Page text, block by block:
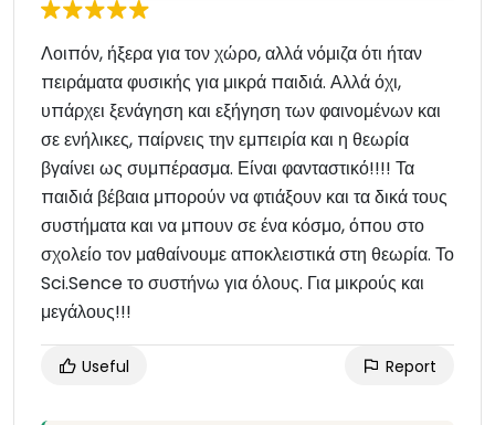
Λοιπόν, ήξερα για τον χώρο, αλλά νόμιζα ότι ήταν
πειράματα φυσικής για μικρά παιδιά. Αλλά όχι,
υπάρχει ξενάγηση και εξήγηση των φαινομένων και
σε ενήλικες, παίρνεις την εμπειρία και η θεωρία
βγαίνει ως συμπέρασμα. Είναι φανταστικό!!!! Τα
παιδιά βέβαια μπορούν να φτιάξουν και τα δικά τους
συστήματα και να μπουν σε ένα κόσμο, όπου στο
σχολείο τον μαθαίνουμε αποκλειστικά στη θεωρία. Το
Sci.Sence το συστήνω για όλους. Για μικρούς και
μεγάλους!!!
Useful Report